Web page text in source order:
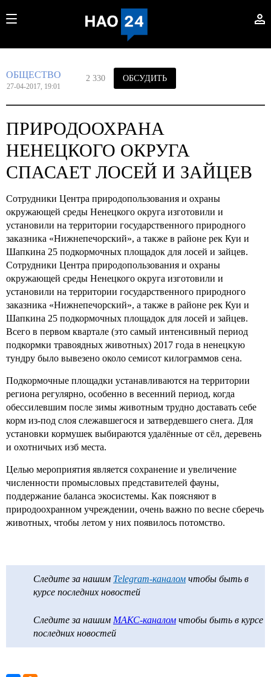
ОБЩЕСТВО
27-04-2017, 19:01
2 330 ОБСУДИТЬ
ПРИРОДООХРАНА
НЕНЕЦКОГО ОКРУГА
СПАСАЕТ ЛОСЕЙ И ЗАЙЦЕВ
Сотрудники Центра природопользования и охраны
окружающей среды Ненецкого округа изготовили и
установили на территории государственного природного
заказника «Нижнепечорский», а также в районе рек Куи и
Шапкина 25 подкормочных площадок для лосей и зайцев.
Сотрудники Центра природопользования и охраны
окружающей среды Ненецкого округа изготовили и
установили на территории государственного природного
заказника «Нижнепечорский», а также в районе рек Куи и
Шапкина 25 подкормочных площадок для лосей и зайцев.
Всего в первом квартале (это самый интенсивный период
подкормки травоядных животных) 2017 года в ненецкую
тундру было вывезено около семисот килограммов сена.
Подкормочные площадки устанавливаются на территории
региона регулярно, особенно в весенний период, когда
обессилевшим после зимы животным трудно доставать себе
корм из-под слоя слежавшегося и затвердевшего снега. Для
установки кормушек выбираются удалённые от сёл, деревень
и охотничьих изб места.
Целью мероприятия является сохранение и увеличение
численности промысловых представителей фауны,
поддержание баланса экосистемы. Как поясняют в
природоохранном учреждении, очень важно по весне сберечь
животных, чтобы летом у них появилось потомство.
Следите за нашим Telegram-каналом чтобы быть в
курсе последних новостей
Следите за нашим МАКС-каналом чтобы быть в курсе
последних новостей